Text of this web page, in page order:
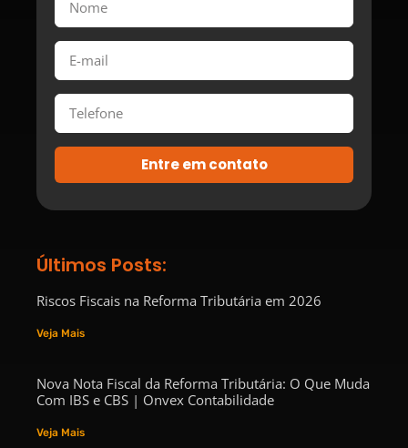
Entre em contato
Últimos Posts:
Riscos Fiscais na Reforma Tributária em 2026
Veja Mais
Nova Nota Fiscal da Reforma Tributária: O Que Muda
Com IBS e CBS | Onvex Contabilidade
Veja Mais